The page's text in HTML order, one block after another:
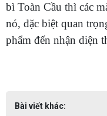
bì Toàn Cầu thì các
nó, đặc biệt quan
phẩm đến nhận diện
Bài viết khác: